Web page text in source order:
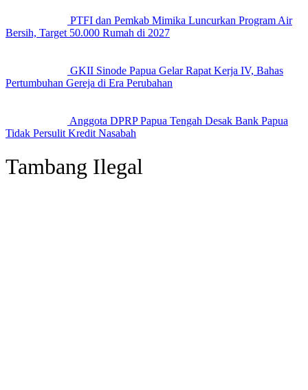
PTFI dan Pemkab Mimika Luncurkan Program Air
Bersih, Target 50.000 Rumah di 2027
GKII Sinode Papua Gelar Rapat Kerja IV, Bahas
Pertumbuhan Gereja di Era Perubahan
Anggota DPRP Papua Tengah Desak Bank Papua
Tidak Persulit Kredit Nasabah
Tambang Ilegal